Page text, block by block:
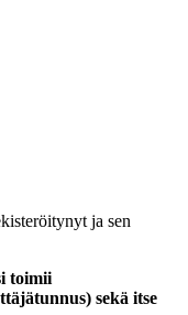
ja sen
toimii
sekä itse